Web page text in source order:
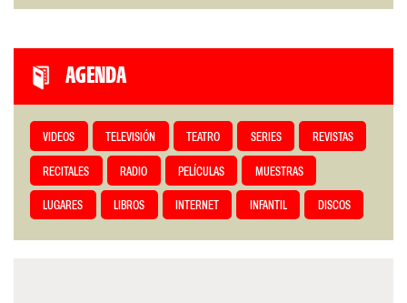
AGENDA
VIDEOS TELEVISIÓN TEATRO SERIES REVISTAS
RECITALES RADIO PELÍCULAS MUESTRAS
LUGARES LIBROS INTERNET INFANTIL DISCOS